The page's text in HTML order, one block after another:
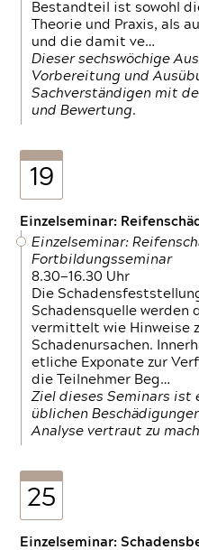
Bestandteil ist sowohl
Theorie und Praxis, als
und die damit ve…
Dieser sechswöchige
Vorbereitung und
Sachverständigen mit
und Bewertung.
19
Einzelseminar:
Einzelseminar:
Fortbildungsseminar
8.30—16.30 Uhr
Die
Schadensquelle werden
vermittelt wie Hinweise
Schadenursachen.
etliche Exponate zur
die Teilnehmer Beg…
Ziel dieses Seminars ist
üblichen
Analyse vertraut zu
25
Einzelseminar: